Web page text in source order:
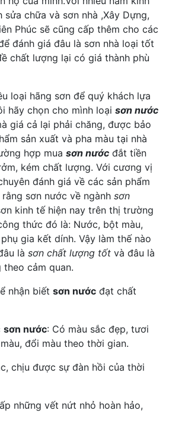
sửa chữa và sơn nhà ,Xây Dựng,
Phúc sẽ cũng cấp thêm cho các
đánh giá đâu là sơn nhà loại tốt
chất lượng lại có giá thành phù
loại hãng sơn để quý khách lựa
hãy chọn cho mình loại sơn nước
giá cả lại phải chăng, được bảo
sản xuất và pha màu tại nhà
hợp mua sơn nước đắt tiền
kém chất lượng. Với cương vị
đánh giá về các sản phẩm
sơn nước về ngành sơn
kinh tế hiện nay trên thị trường
thức đó là: Nước, bột màu,
gia kết dính. Vậy làm thế nào
là sơn chất lượng tốt và đâu là
cảm quan.
nhận biết sơn nước đạt chất
sơn nước: Có màu sắc đẹp, tươi
đổi màu theo thời gian.
chịu được sự đàn hồi của thời
những vết nứt nhỏ hoàn hảo,